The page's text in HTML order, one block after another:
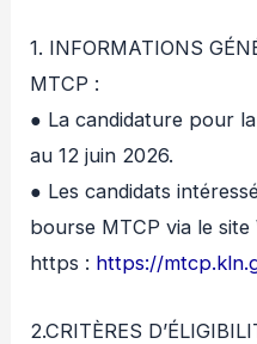
1. INFORMATIONS
MTCP :
● La candidature pour
au 12 juin 2026.
● Les candidats
bourse MTCP via le site
https : https://
2.CRITÈRES